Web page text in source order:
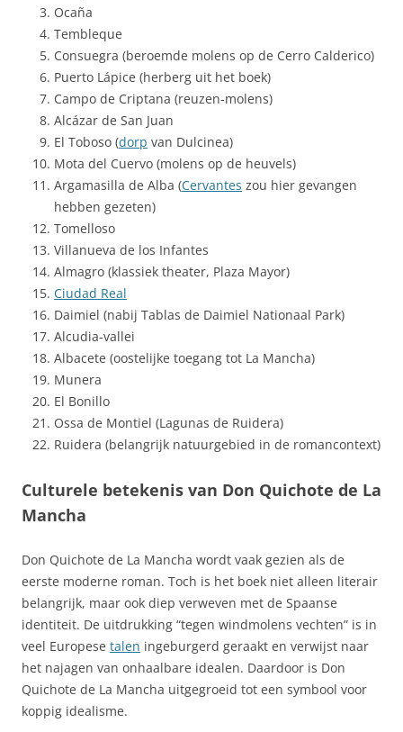
Ocaña
Tembleque
Consuegra (beroemde molens op de Cerro Calderico)
Puerto Lápice (herberg uit het boek)
Campo de Criptana (reuzen-molens)
Alcázar de San Juan
El Toboso (dorp van Dulcinea)
Mota del Cuervo (molens op de heuvels)
Argamasilla de Alba (Cervantes zou hier gevangen
hebben gezeten)
Tomelloso
Villanueva de los Infantes
Almagro (klassiek theater, Plaza Mayor)
Ciudad Real
Daimiel (nabij Tablas de Daimiel Nationaal Park)
Alcudia‑vallei
Albacete (oostelijke toegang tot La Mancha)
Munera
El Bonillo
Ossa de Montiel (Lagunas de Ruidera)
Ruidera (belangrijk natuurgebied in de romancontext)
Culturele betekenis van Don Quichote de La
Mancha
Don Quichote de La Mancha wordt vaak gezien als de
eerste moderne roman. Toch is het boek niet alleen literair
belangrijk, maar ook diep verweven met de Spaanse
identiteit. De uitdrukking “tegen windmolens vechten” is in
veel Europese talen ingeburgerd geraakt en verwijst naar
het najagen van onhaalbare idealen. Daardoor is Don
Quichote de La Mancha uitgegroeid tot een symbool voor
koppig idealisme.